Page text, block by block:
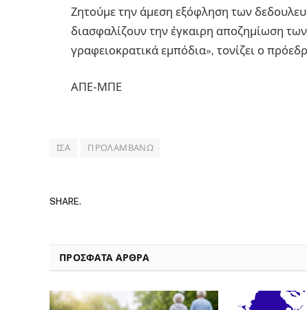
Ζητούμε την άμεση εξόφληση των
διασφαλίζουν την έγκαιρη αποζημίωση
γραφειοκρατικά εμπόδια», τονίζει ο
ΑΠΕ-ΜΠΕ
ΙΣΑ ΠΡΟΛΑΜΒΑΝΩ
SHARE.
ΠΡΟΣΦΑΤΑ ΑΡΘΡΑ